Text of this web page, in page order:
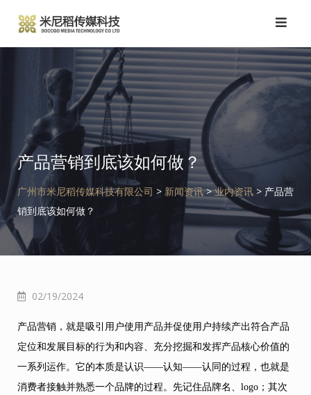
到
产品营销到底该如何做？
广州市米尼稻传媒科技有限公司 > 新闻资讯>业内资讯 > 产品营
销到底该如何做？
02/19/2024
产品营销，就是吸引用户使用产品并促使用户持续产出符合产品
定位和发展目标的行为和内容、充分挖掘和发挥产品核心价值的
一系列运作。它的本质是认识——认知——认同的过程，也就是
消费者接触并熟悉一个品牌的过程。先记住品牌名、logo；其次